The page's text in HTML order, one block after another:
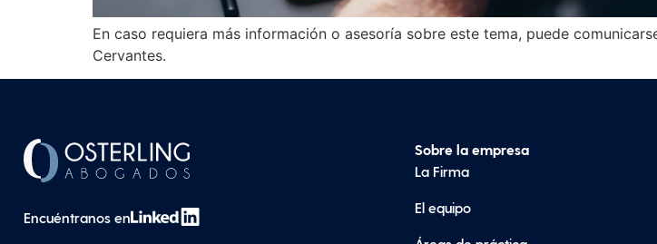
En caso requiera más información o asesoría sobre este tema, puede
Cervantes.
Encuéntranos en
Sobre la empresa
La Firma
El equipo